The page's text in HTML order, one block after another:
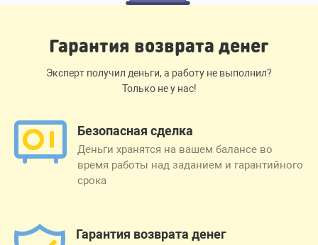
Гарантия возврата денег
Эксперт получил деньги, а работу не выполнил?
Только не у нас!
Безопасная сделка
Деньги хранятся на вашем балансе во
время работы над заданием и гарантийного
срока
Гарантия возврата денег